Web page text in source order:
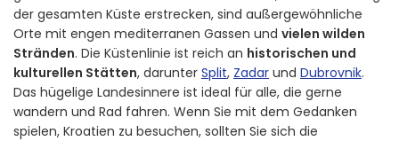
der gesamten Küste erstrecken, sind außergewöhnliche
Orte mit engen mediterranen Gassen und vielen wilden
Stränden. Die Küstenlinie ist reich an historischen und
kulturellen Stätten, darunter Split, Zadar und Dubrovnik.
Das hügelige Landesinnere ist ideal für alle, die gerne
wandern und Rad fahren. Wenn Sie mit dem Gedanken
spielen, Kroatien zu besuchen, sollten Sie sich die